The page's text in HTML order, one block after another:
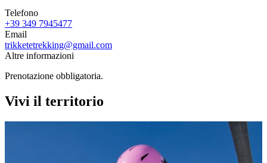
Telefono
+39 349 7945477
Email
trikketetrekking@gmail.com
Altre informazioni
Prenotazione obbligatoria.
Vivi il territorio